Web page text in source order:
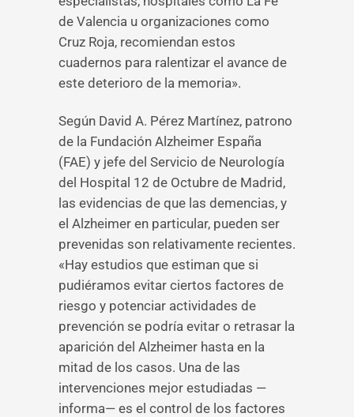
de Valencia u organizaciones como
Cruz Roja, recomiendan estos
cuadernos para ralentizar el avance de
este deterioro de la memoria».
Según David A. Pérez Martínez, patrono
de la Fundación Alzheimer España
(FAE) y jefe del Servicio de Neurología
del Hospital 12 de Octubre de Madrid,
las evidencias de que las demencias, y
el Alzheimer en particular, pueden ser
prevenidas son relativamente recientes.
«Hay estudios que estiman que si
pudiéramos evitar ciertos factores de
riesgo y potenciar actividades de
prevención se podría evitar o retrasar la
aparición del Alzheimer hasta en la
mitad de los casos. Una de las
intervenciones mejor estudiadas —
informa— es el control de los factores